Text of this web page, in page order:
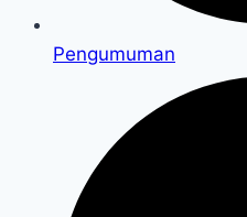
Pengumuman